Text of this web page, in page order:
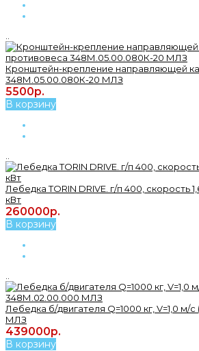
Кронштейн-крепление направляющей
348М.05.00.080К-20 МЛЗ
5500р.
В корзину
Лебедка TORIN DRIVE. г/п 400, скорость
кВт
260000р.
В корзину
Лебедка б/двигателя Q=1000 кг, V=1,0 м/
МЛЗ
439000р.
В корзину